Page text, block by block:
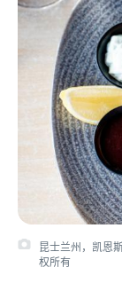
昆士兰州，凯恩
权所有